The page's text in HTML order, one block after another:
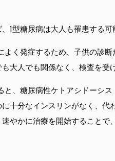
1型糖尿病は大人も罹患する
よく発症するため、子供の診
大人でも関係なく、検査を受
と、糖尿病性ケトアシドーシ
に十分なインスリンがなく、
やかに治療を開始することで